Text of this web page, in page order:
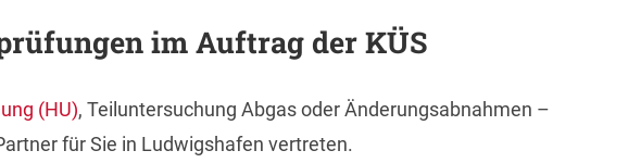
im Auftrag der KÜS
(HU), Teiluntersuchung Abgas oder Änderungsabnahmen –
für Sie in Ludwigshafen vertreten.